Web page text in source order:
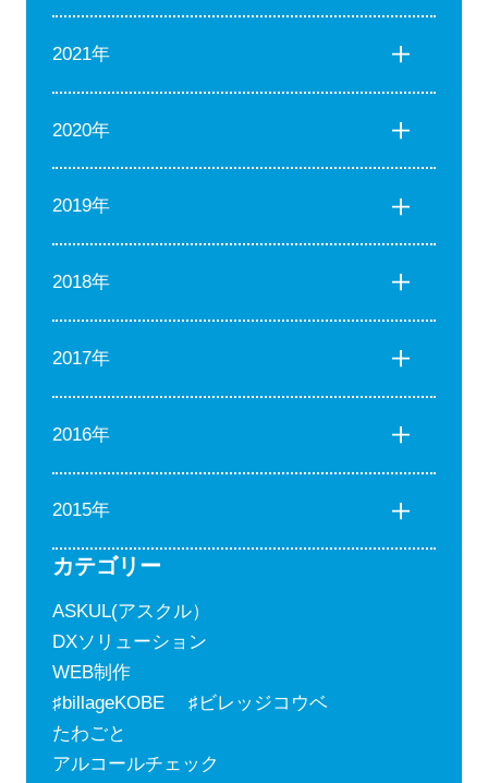
2021年
2020年
2019年
2018年
2017年
2016年
2015年
カテゴリー
ASKUL(アスクル）
DXソリューション
WEB制作
♯billageKOBE ♯ビレッジコウベ
たわごと
アルコールチェック